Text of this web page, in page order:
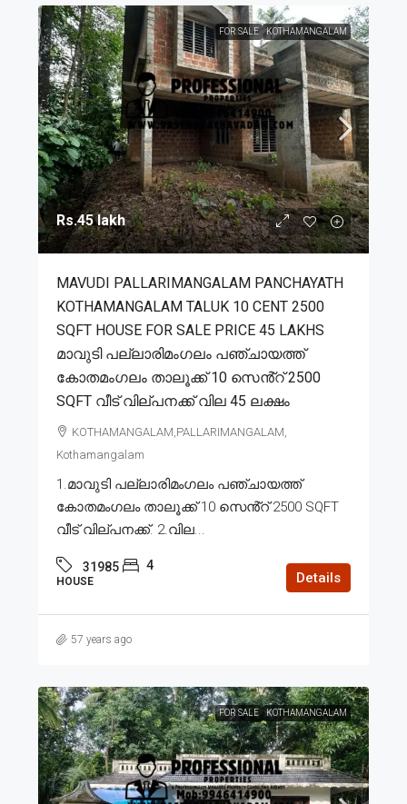
FOR SALE KOTHAMANGALAM
Rs.45 lakh
MAVUDI PALLARIMANGALAM PANCHAYATH
KOTHAMANGALAM TALUK 10 CENT 2500
SQFT HOUSE FOR SALE PRICE 45 LAKHS
മാവുടി പല്ലാരിമംഗലം പഞ്ചായത്ത്
കോതമംഗലം താലൂക്ക് 10 സെൻ്റ് 2500
SQFT വീട് വില്പനക്ക് വില 45 ലക്ഷം
KOTHAMANGALAM,PALLARIMANGALAM,
Kothamangalam
1.മാവുടി പല്ലാരിമംഗലം പഞ്ചായത്ത്
കോതമംഗലം താലൂക്ക് 10 സെൻ്റ് 2500 SQFT
വീട് വില്പനക്ക്. 2.വില...
31985 4
HOUSE Details
57 years ago
FOR SALE KOTHAMANGALAM